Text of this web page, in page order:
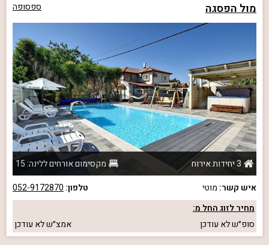
מול הפסגה ספסופה
3 יחידות אירוח
מקסימום אורחים ללינה: 15
איש קשר: מוטי טלפון: 052-9172870
מחיר לזוג החל מ:
סופ״שלא עודכן אמצ״שלא עודכן